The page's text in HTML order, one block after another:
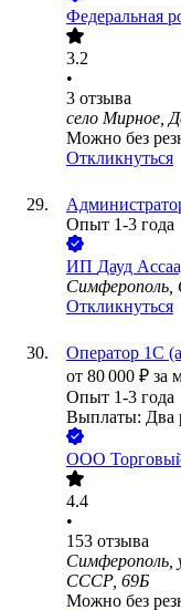
Федеральная
3.2
•
3 отзыва
село Мирное,
Можно без
Откликнуться
Опыт 1-3 года
ИП Дауд
Симферополь,
Откликнуться
Оператор 1С
от 80 000 ₽ за
Опыт 1-3 года
Выплаты: Два
ООО
4.4
•
153 отзыва
Симферополь,
СССР, 69Б
Можно без